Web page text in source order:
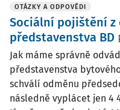
OTÁZKY A ODPOVĚDI
Sociální pojištění z
představenstva BD
Jak máme správně
představenstva
schválí odměnu
následně vyplácet jen 4